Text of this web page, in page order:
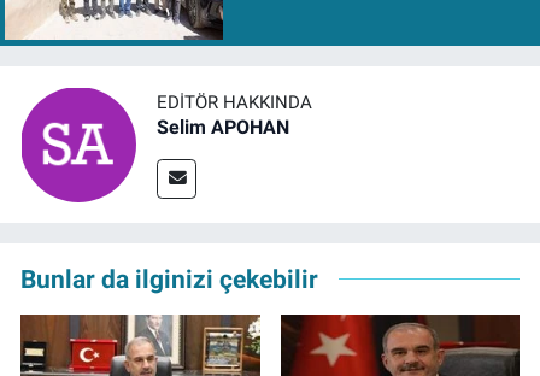
EDITÖR HAKKINDA
Selim APOHAN
Bunlar da ilginizi çekebilir